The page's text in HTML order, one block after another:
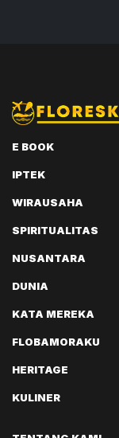
E BOOK
IPTEK
WIRAUSAHA
SPIRITUALITAS
NUSANTARA
DUNIA
KATA MEREKA
FLOBAMORAKU
HERITAGE
KULINER